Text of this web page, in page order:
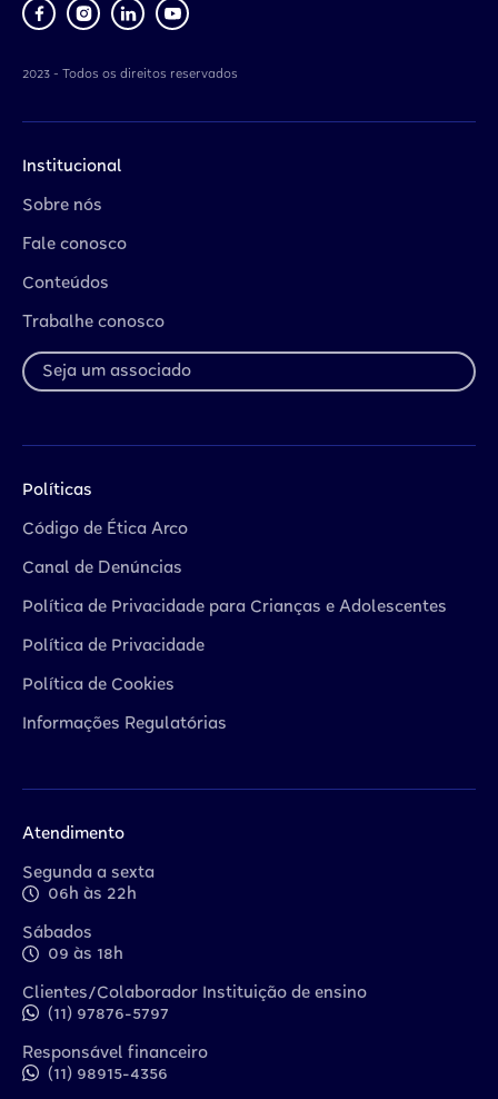
2023 - Todos os direitos reservados
Institucional
Sobre nós
Fale conosco
Conteúdos
Trabalhe conosco
Seja um associado
Políticas
Código de Ética Arco
Canal de Denúncias
Política de Privacidade para Crianças e Adolescentes
Política de Privacidade
Política de Cookies
Informações Regulatórias
Atendimento
Segunda a sexta
06h às 22h
Sábados
09 às 18h
Clientes/Colaborador Instituição de ensino
(11) 97876-5797
Responsável financeiro
(11) 98915-4356